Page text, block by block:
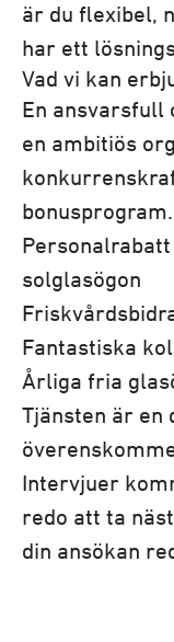
är du flexibel,
har ett
Vad vi kan
En ansvarsfull
en ambitiös
solglasögon
Fantastiska
Årliga fria
Tjänsten är en
Intervjuer
redo att ta
din ansökan